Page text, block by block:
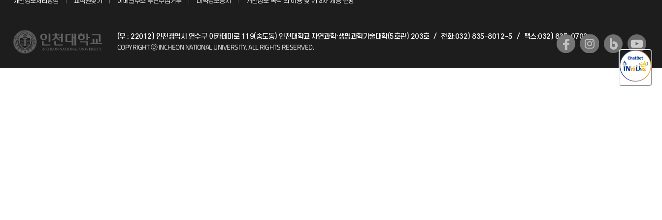
시설예약 자주 묻는 질문(FAQ) 산학협력단 국제교류과
(우 : 22012) 인천광역시 연수구 아카데미로 119(송도동) 인천대학교 자연과학·생명과학기술대학(5호관) 203호 / 전화:032) 835-8012~5 / 팩스:032) 835-0702
COPYRIGHT ⓒ INCHEON NATIONAL UNIVERSITY.ALL RIGHTS RESERVED.